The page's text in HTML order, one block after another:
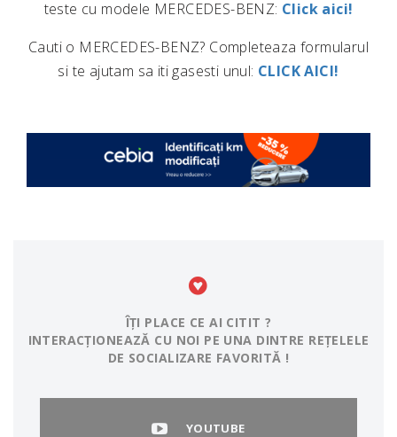
teste cu modele MERCEDES-BENZ: Click aici!
Cauti o MERCEDES-BENZ? Completeaza formularul
si te ajutam sa iti gasesti unul: CLICK AICI!
ÎȚI PLACE CE AI CITIT ?
INTERACȚIONEAZĂ CU NOI PE UNA DINTRE REȚELELE
DE SOCIALIZARE FAVORITĂ !
YOUTUBE